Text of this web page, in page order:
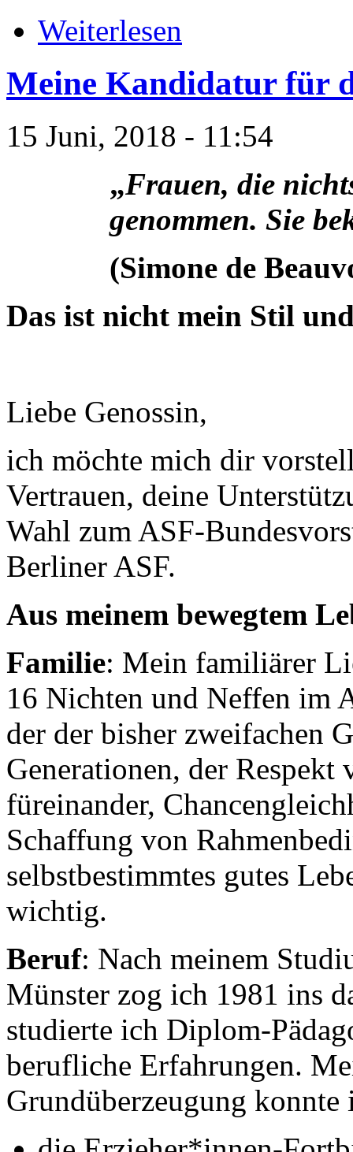
Weiterlesen
Meine Kandidatur für
15 Juni, 2018 - 11:54
„Frauen, die
genommen. Sie
(Simone de
Das ist nicht mein Stil
Liebe Genossin,
ich möchte mich dir
Vertrauen, deine
Wahl zum ASF-
Berliner ASF.
Aus meinem bewegtem
Familie: Mein familiärer
16 Nichten und Neffen im
der der bisher zweifachen
Generationen, der
füreinander,
Schaffung von
selbstbestimmtes gutes
wichtig.
Beruf: Nach meinem
Münster zog ich 1981 ins
studierte ich Diplom-
berufliche Erfahrungen.
Grundüberzeugung